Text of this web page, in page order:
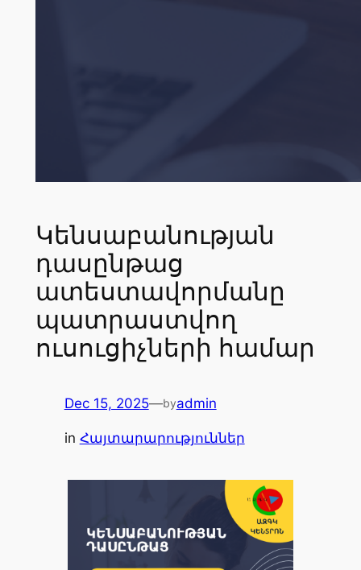
Կենսաբանության
դասընթաց
ատեստավորմանը
պատրաստվող
ուսուցիչների համար
Dec 15, 2025—byadmin
in Հայտարարություններ